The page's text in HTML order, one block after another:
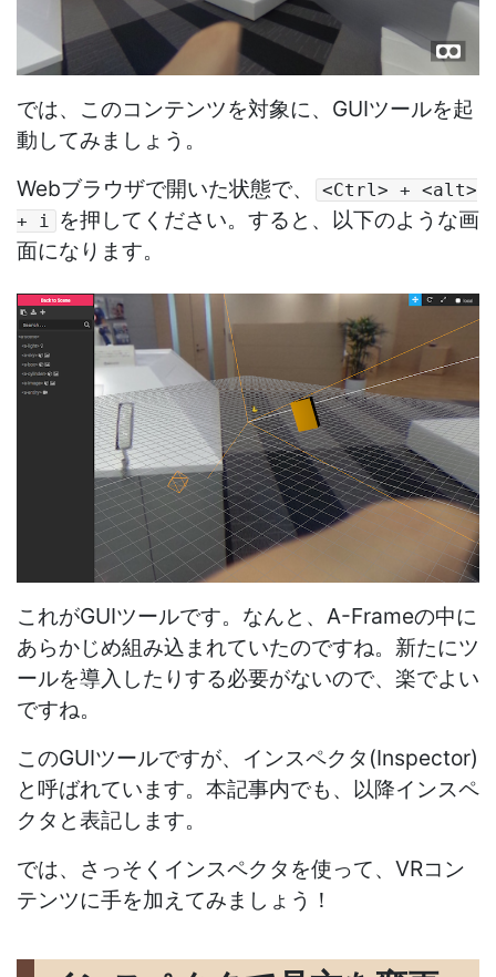
では、このコンテンツを対象に、GUIツールを起
動してみましょう。
Webブラウザで開いた状態で、
<Ctrl> + <alt>
+ i を押してください。すると、以下のような画
面になります。
これがGUIツールです。なんと、A-Frameの中に
あらかじめ組み込まれていたのですね。新たにツ
ールを導入したりする必要がないので、楽でよい
ですね。
このGUIツールですが、インスペクタ(Inspector)
と呼ばれています。本記事内でも、以降インスペ
クタと表記します。
では、さっそくインスペクタを使って、VRコン
テンツに手を加えてみましょう！